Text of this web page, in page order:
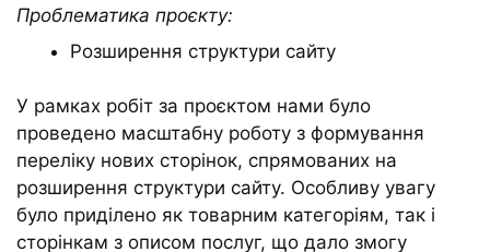
Проблематика проєкту:
Розширення структури сайту
У рамках робіт за проєктом нами було
проведено масштабну роботу з формування
переліку нових сторінок, спрямованих на
розширення структури сайту. Особливу увагу
було приділено як товарним категоріям, так і
сторінкам з описом послуг, що дало змогу